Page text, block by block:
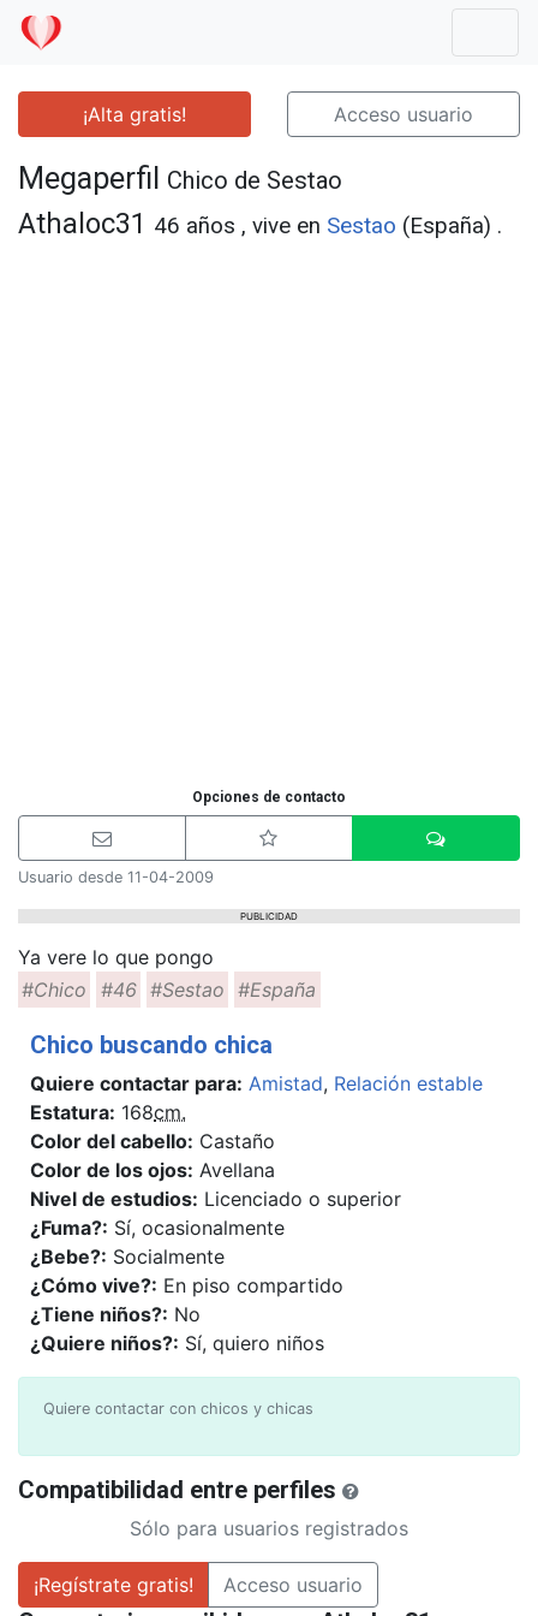
¡Alta gratis! Acceso usuario
Megaperfil Chico de Sestao
Athaloc31 46 años , vive en Sestao (España) .
Opciones de contacto
Usuario desde 11-04-2009
PUBLICIDAD
Ya vere lo que pongo
#Chico
#46 #Sestao #España
Chico buscando chica
Quiere contactar para: Amistad, Relación estable
Estatura: 168cm.
Color del cabello: Castaño
Color de los ojos: Avellana
Nivel de estudios: Licenciado o superior
¿Fuma?: Sí, ocasionalmente
¿Bebe?: Socialmente
¿Cómo vive?: En piso compartido
¿Tiene niños?: No
¿Quiere niños?: Sí, quiero niños
Quiere contactar con chicos y chicas
Compatibilidad entre perfiles
Sólo para usuarios registrados
¡Regístrate gratis! Acceso usuario